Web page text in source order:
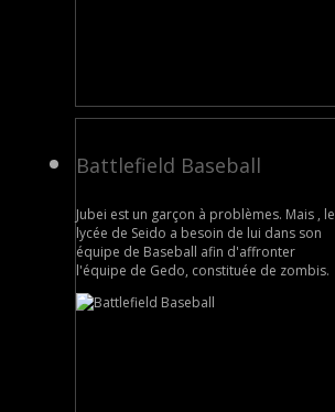
Battlefield Baseball
Jubei est un garçon à problèmes. Mais , le
lycée de Seido a besoin de lui dans son
équipe de Baseball afin d'affronter
l'équipe de Gedo, constituée de zombis.